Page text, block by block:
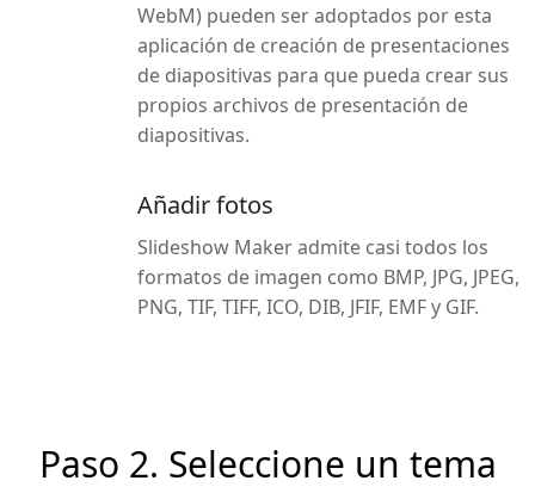
WebM) pueden ser adoptados por esta
aplicación de creación de presentaciones
de diapositivas para que pueda crear sus
propios archivos de presentación de
diapositivas.
Añadir fotos
Slideshow Maker admite casi todos los
formatos de imagen como BMP, JPG, JPEG,
PNG, TIF, TIFF, ICO, DIB, JFIF, EMF y GIF.
Paso 2. Seleccione un tema